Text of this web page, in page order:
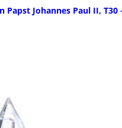
Johannes Paul II, T30